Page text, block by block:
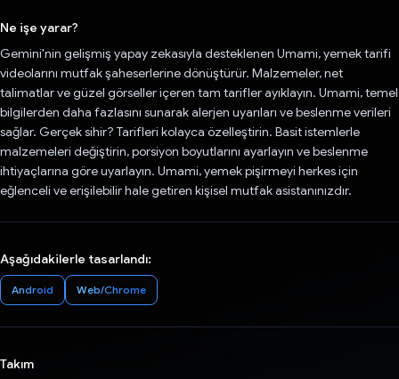
Ne işe yarar?
Gemini'nin gelişmiş yapay zekasıyla desteklenen Umami, yemek tarifi
videolarını mutfak şaheserlerine dönüştürür. Malzemeler, net
talimatlar ve güzel görseller içeren tam tarifler ayıklayın. Umami, temel
bilgilerden daha fazlasını sunarak alerjen uyarıları ve beslenme verileri
sağlar. Gerçek sihir? Tarifleri kolayca özelleştirin. Basit istemlerle
malzemeleri değiştirin, porsiyon boyutlarını ayarlayın ve beslenme
ihtiyaçlarına göre uyarlayın. Umami, yemek pişirmeyi herkes için
eğlenceli ve erişilebilir hale getiren kişisel mutfak asistanınızdır.
Aşağıdakilerle tasarlandı:
Android Web/Chrome
Takım